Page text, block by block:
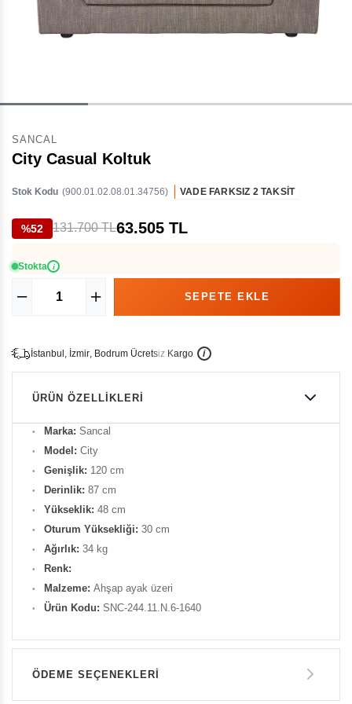
SANCAL
City Casual Koltuk
Stok Kodu (900.01.02.08.01.34756) VADE FARKSIZ 2 TAKSİT
%52 131.700 TL63.505 TL
Stokta i
İstanbu , İzmir, Bodrum Ücretsiz Kargo i
ÜRÜN ÖZELLIKLERI
Marka: Sancal
Model: City
Genişlik: 120 cm
Derinlik: 87 cm
Yükseklik: 48 cm
Oturum Yüksekliği: 30 cm
Ağırlık: 34 kg
Renk:
Malzeme: Ahşap ayak üzeri
Ürün Kodu: SNC-244.11.N.6-1640
ÖDEME SEÇENEKLERI